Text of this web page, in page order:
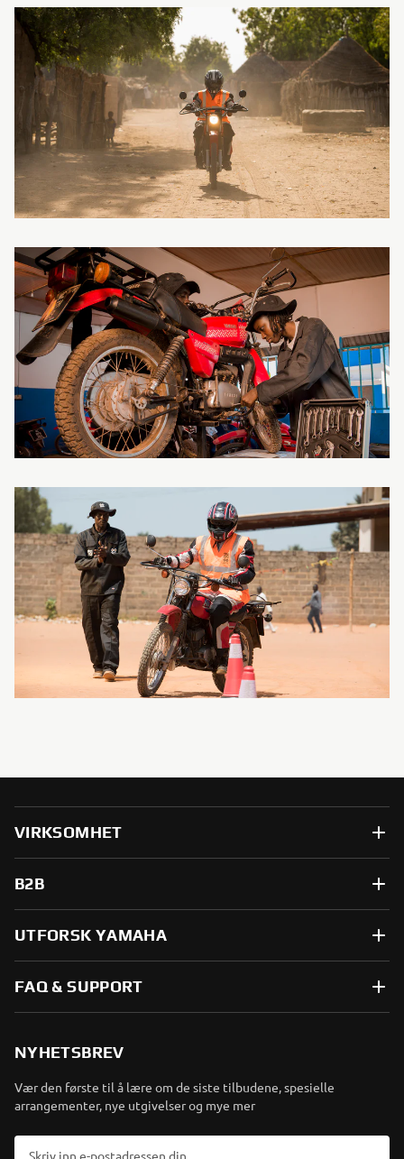
VIRKSOMHET
B2B
UTFORSK YAMAHA
FAQ & SUPPORT
NYHETSBREV
Vær den første til å lære om de siste tilbudene, spesielle
arrangementer, nye utgivelser og mye mer